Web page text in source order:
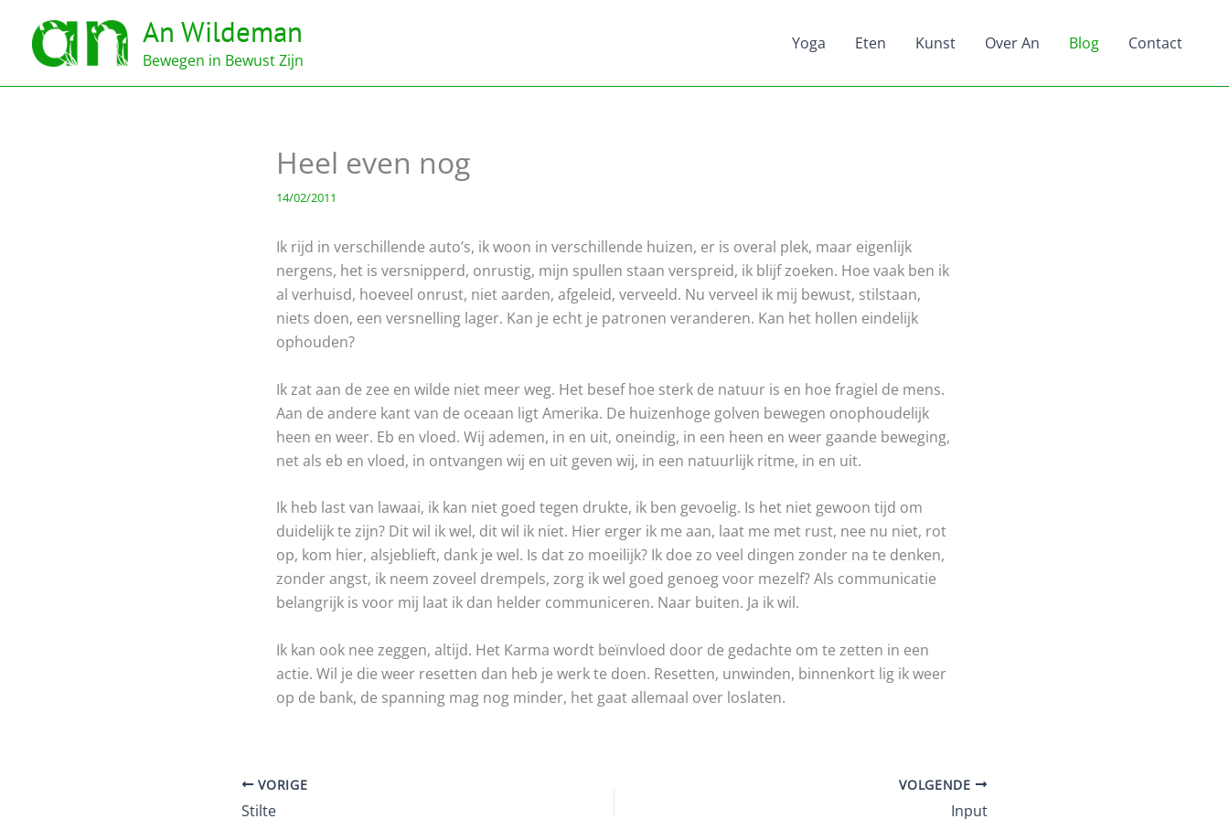
inhoud
An Wildeman
Bewegen in Bewust Zijn
Yoga Eten Kunst Over An Blog Contact
Heel even nog
14/02/2011
Ik rijd in verschillende auto’s, ik woon in verschillende huizen, er is overal plek, maar eigenlijk
nergens, het is versnipperd, onrustig, mijn spullen staan verspreid, ik blijf zoeken. Hoe vaak ben ik
al verhuisd, hoeveel onrust, niet aarden, afgeleid, verveeld. Nu verveel ik mij bewust, stilstaan,
niets doen, een versnelling lager. Kan je echt je patronen veranderen. Kan het hollen eindelijk
ophouden?
Ik zat aan de zee en wilde niet meer weg. Het besef hoe sterk de natuur is en hoe fragiel de mens.
Aan de andere kant van de oceaan ligt Amerika. De huizenhoge golven bewegen onophoudelijk
heen en weer. Eb en vloed. Wij ademen, in en uit, oneindig, in een heen en weer gaande beweging,
net als eb en vloed, in ontvangen wij en uit geven wij, in een natuurlijk ritme, in en uit.
Ik heb last van lawaai, ik kan niet goed tegen drukte, ik ben gevoelig. Is het niet gewoon tijd om
duidelijk te zijn? Dit wil ik wel, dit wil ik niet. Hier erger ik me aan, laat me met rust, nee nu niet, rot
op, kom hier, alsjeblieft, dank je wel. Is dat zo moeilijk? Ik doe zo veel dingen zonder na te denken,
zonder angst, ik neem zoveel drempels, zorg ik wel goed genoeg voor mezelf? Als communicatie
belangrijk is voor mij laat ik dan helder communiceren. Naar buiten. Ja ik wil.
Ik kan ook nee zeggen, altijd. Het Karma wordt beïnvloed door de gedachte om te zetten in een
actie. Wil je die weer resetten dan heb je werk te doen. Resetten, unwinden, binnenkort lig ik weer
op de bank, de spanning mag nog minder, het gaat allemaal over loslaten.
VORIGE
Stilte
VOLGENDE
Input